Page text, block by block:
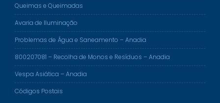
Queimas e Queimadas
Avaria de Iluminação
Problemas de Água e Saneamento – Anadia
800207081 – Recolha de Monos e Resíduos – Anadia
Vespa Asiática – Anadia
Códigos Postais